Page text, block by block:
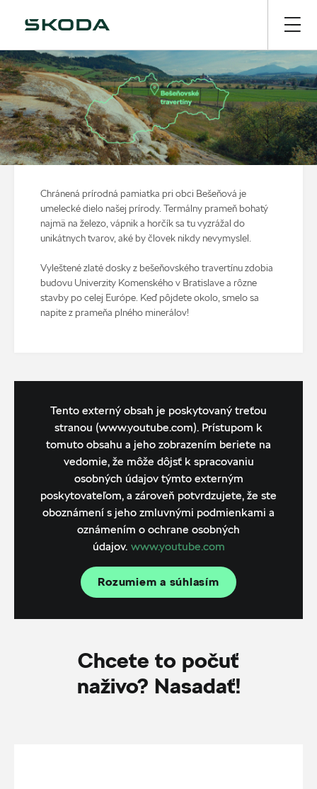
Chránená prírodná pamiatka pri obci Bešeňová je
umelecké dielo našej prírody. Termálny prameň bohatý
najmä na železo, vápnik a horčík sa tu vyzrážal do
unikátnych tvarov, aké by človek nikdy nevymyslel.
Vyleštené zlaté dosky z bešeňovského travertínu zdobia
budovu Univerzity Komenského v Bratislave a rôzne
stavby po celej Európe. Keď pôjdete okolo, smelo sa
napite z prameňa plného minerálov!
Tento externý obsah je poskytovaný treťou
stranou (www.youtube.com). Prístupom k
tomuto obsahu a jeho zobrazením beriete na
vedomie, že môže dôjsť k spracovaniu
osobných údajov týmto externým
poskytovateľom, a zároveň potvrdzujete, že ste
oboznámení s jeho zmluvnými podmienkami a
oznámením o ochrane osobných
údajov. www.youtube.com
Rozumiem a súhlasím
Chcete to počuť
naživo? Nasadať!